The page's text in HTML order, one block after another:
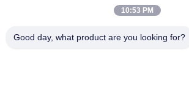
Contato rápido
Telefone
10:53 PM
Good day, what product are you looking for?